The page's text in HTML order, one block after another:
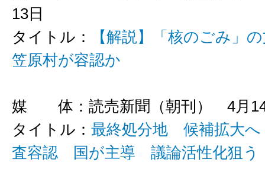
13日
タイトル：
【解説】「核のごみ」
笠原村が容認か
媒 体：読売新聞（朝刊） 4月
タイトル： 最終処分地 候補拡大
査容認 国が主導 議論活性化狙う